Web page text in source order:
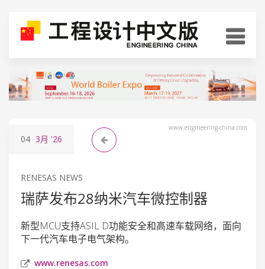
www.engineering-china.com
04 3月 '26
RENESAS NEWS
瑞萨发布28纳米汽车微控制器
新型MCU支持ASIL D功能安全和高速车载网络，面向
下一代汽车电子电气架构。
www.renesas.com